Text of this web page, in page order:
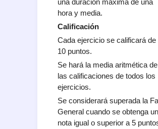
una duración máxima de una
hora y media.
Calificación
Cada ejercicio se calificará de
10 puntos.
Se hará la media aritmética de
las calificaciones de todos los
ejercicios.
Se considerará superada la
General cuando se obtenga
nota igual o superior a 5